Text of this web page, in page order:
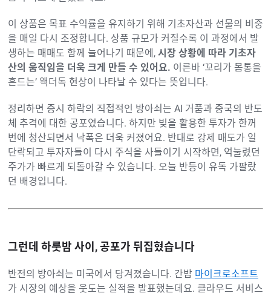
이 상품은 목표 수익률을 유지하기 위해 기초자산과 선물의 비중
을 매일 다시 조정합니다. 상품 규모가 커질수록 이 과정에서 발
생하는 매매도 함께 늘어나기 때문에, 시장 상황에 따라 기초자
산의 움직임을 더욱 크게 만들 수 있어요. 이른바 ‘꼬리가 몸통을
흔드는’ 왝더독 현상이 나타날 수 있다는 뜻입니다.
정리하면 증시 하락의 직접적인 방아쇠는 AI 거품과 중국의 반도
체 추격에 대한 공포였습니다. 하지만 빚을 활용한 투자가 한꺼
번에 청산되면서 낙폭은 더욱 커졌어요. 반대로 강제 매도가 일
단락되고 투자자들이 다시 주식을 사들이기 시작하면, 억눌렸던
주가가 빠르게 되돌아갈 수 있습니다. 오늘 반등이 유독 가팔랐
던 배경입니다.
그런데 하룻밤 사이, 공포가 뒤집혔습니다
반전의 방아쇠는 미국에서 당겨졌습니다. 간밤 마이크로소프트
가 시장의 예상을 웃도는 실적을 발표했는데요. 클라우드 서비스